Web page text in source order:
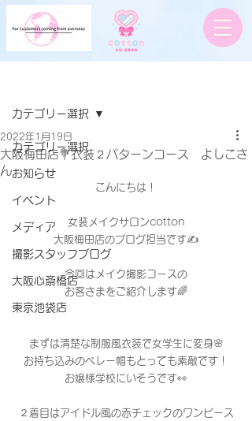
カテゴリー選択
お知らせ
イベント
メディア
撮影スタッフブログ
大阪心斎橋店
東京池袋店
カテゴリー選択
大阪梅田店💐衣装２パターンコース よしこさ
ん
2022年1月19日
こんにちは！
女装メイクサロンcotton
大阪梅田店のブログ担当です✍️
今回はメイク撮影コースの
お客さまをご紹介します🌈
まずは清楚な制服風衣装で女学生に変身🌸
お持ち込みのベレー帽もとっても素敵です！
お嬢様学校にいそうです👀
２着目はアイドル風の赤チェックのワンピース